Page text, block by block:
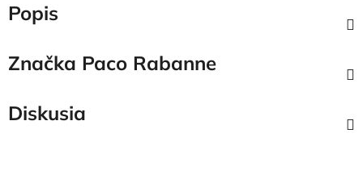
Popis
Značka Paco Rabanne
Diskusia